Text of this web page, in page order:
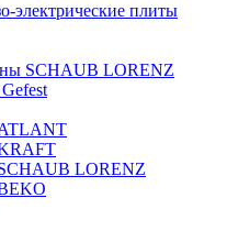
электрические плиты
SCHAUB LORENZ
LORENZ